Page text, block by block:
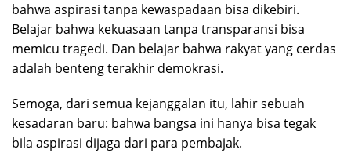
bahwa aspirasi tanpa kewaspadaan bisa dikebiri.
Belajar bahwa kekuasaan tanpa transparansi bisa
memicu tragedi. Dan belajar bahwa rakyat yang cerdas
adalah benteng terakhir demokrasi.
Semoga, dari semua kejanggalan itu, lahir sebuah
kesadaran baru: bahwa bangsa ini hanya bisa tegak
bila aspirasi dijaga dari para pembajak.